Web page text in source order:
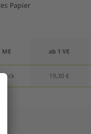
Papier
ME ab 1 VE
19,30 €